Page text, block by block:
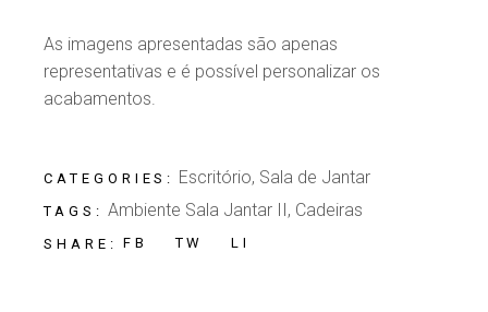
As imagens apresentadas são apenas
representativas e é possível personalizar os
acabamentos.
CATEGORIES: Escritório, Sala de Jantar
TAGS: Ambiente Sala Jantar II, Cadeiras
SHARE: FB TW LI